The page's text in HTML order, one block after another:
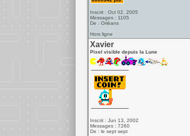
Inscrit : Oct 02, 2005
Messages : 1105
De : Orléans
Hors ligne
Xavier
Pixel visible depuis la Lune
Inscrit : Jun 13, 2002
Messages : 7260
De : le sept sept